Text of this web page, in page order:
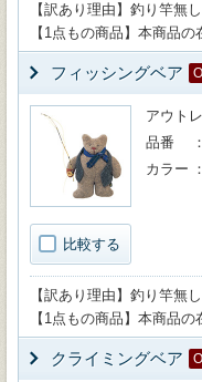
【訳あり理由】釣り竿無し
【1点もの商品】本商品の
フィッシングベア
比較する
アウト
品番
カラー
【訳あり理由】釣り竿無し
【1点もの商品】本商品の
クライミングベア